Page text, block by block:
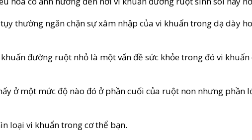
thường ngăn chặn sự xâm nhập của vi khuẩn trong dạ dày
đường ruột nhỏ là một vấn đề sức khỏe trong đó vi
ở một mức độ nào đó ở phần cuối của ruột non nhưng phần
loại vi khuẩn trong cơ thể bạn.